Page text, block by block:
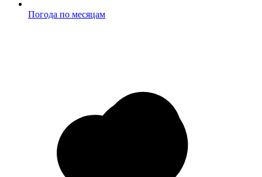
Погода по месяцам